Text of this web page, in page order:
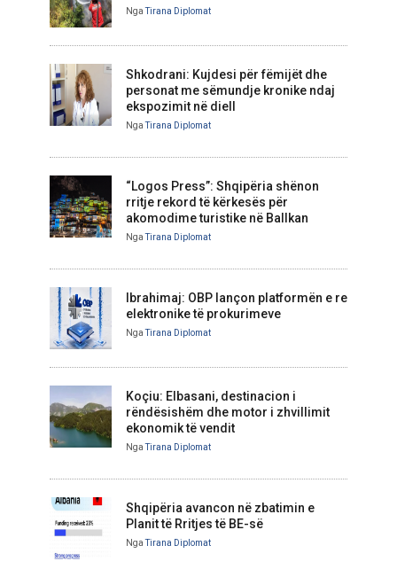
NgaTirana Diplomat
Shkodrani: Kujdesi për fëmijët dhe
personat me sëmundje kronike ndaj
ekspozimit në diell
NgaTirana Diplomat
“Logos Press”: Shqipëria shënon
rritje rekord të kërkesës për
akomodime turistike në Ballkan
NgaTirana Diplomat
Ibrahimaj: OBP lançon platformën e re
elektronike të prokurimeve
NgaTirana Diplomat
Koçiu: Elbasani, destinacion i
rëndësishëm dhe motor i zhvillimit
ekonomik të vendit
NgaTirana Diplomat
Shqipëria avancon në zbatimin e
Planit të Rritjes të BE-së
NgaTirana Diplomat